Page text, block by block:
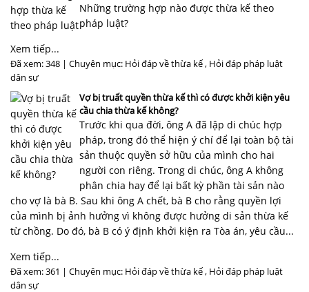
Những trường hợp nào được thừa kế theo
pháp luật?
Xem tiếp...
Đã xem: 348 | Chuyên mục: Hỏi đáp về thừa kế , Hỏi đáp pháp luật
dân sự
Vợ bị truất quyền thừa kế thì có được khởi kiện yêu
cầu chia thừa kế không?
Trước khi qua đời, ông A đã lập di chúc hợp
pháp, trong đó thể hiện ý chí để lại toàn bộ tài
sản thuộc quyền sở hữu của mình cho hai
người con riêng. Trong di chúc, ông A không
phân chia hay để lại bất kỳ phần tài sản nào
cho vợ là bà B. Sau khi ông A chết, bà B cho rằng quyền lợi
của mình bị ảnh hưởng vì không được hưởng di sản thừa kế
từ chồng. Do đó, bà B có ý định khởi kiện ra Tòa án, yêu cầu...
Xem tiếp...
Đã xem: 361 | Chuyên mục: Hỏi đáp về thừa kế , Hỏi đáp pháp luật
dân sự